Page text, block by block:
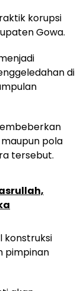
korupsi
Gowa.
di
pola
tersebut.
konstruksi
pimpinan